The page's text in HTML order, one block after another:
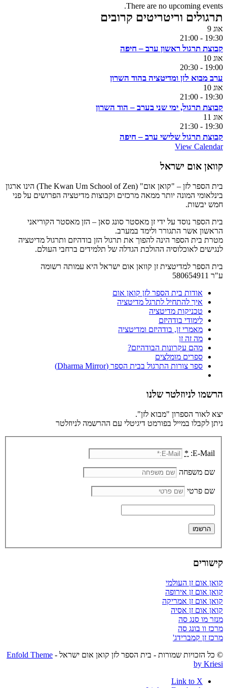
There are no upcoming events.
תרגולים וריטריטים קרובים
אוג 9
19:30
-
21:00
קבוצת תרגול ראשון ערב – חיפה
אוג 10
19:00
-
20:30
ערב מבוא לזן ומדיטציה בהוד השרון
אוג 10
19:30
-
21:00
קבוצת תרגול, ימי שני בערב – הוד השרון
אוג 11
19:30
-
21:30
קבוצת תרגול שלישי ערב – חיפה
View Calendar
קוואן אום ישראל
בית הספר לזן – "קואן אום" (The Kwan Um School of Zen) הינו ארגון
בינלאומי המונה יותר ממאה מרכזים וקבוצות מדיטציה הפרושים על פני
חמש יבשות.
בית הספר נוסד על ידי זן מאסטר סונג סאן – הזן מאסטר הקוריאני
הראשון אשר התגורר ולימד במערב.
מטרת בית הספר הינה להפוך את תרגול הזן בודהיזם ותרגול מדיטציה
לנגישים לאוכלוסיה ההולכת הגדלה של תלמידים ברחבי העולם.
בית הספר למדיטצית זן קוואן אום ישראל היא עמותה רשומה
ע"ר 580654911
אודות בית הספר לזן קואן אום
איך להתחיל לתרגל מדיטציה
טכניקות מדיטציה
לימודי בודהיזם
מאמרי זן, בודהיזם ומדיטציה
מה זה זן
מהם עקרונות הבודהיזם?
ספרים מומלצים
ספר צורות התרגול בבית הספר (Dharma Mirror)
הרשמו לניוזלטר שלנו
יצא לאור הספרון "מבוא לזן".
ניתן לקבלו במייל בפורמט דיגיטלי עם ההרשמה לניוזלטר
E-Mail:
*
שם משפחה
שם פרטי
קישורים
קואן אום זן העולמי
קואן אום זן אירופה
קואן אום זן אמריקה
קואן אום זן אסיה
מנזר מו סנג סה
מרכז וו בונג סה
מרכז זן קמברידג'
© כל הזכויות שמורות - בית הספר לזן קואן אום ישראל - Enfold Theme
by Kriesi
Link to X